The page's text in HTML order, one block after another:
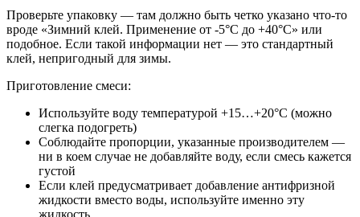
Проверьте упаковку — там должно быть четко указано что-то
вроде «Зимний клей. Применение от -5°C до +40°C» или
подобное. Если такой информации нет — это стандартный
клей, непригодный для зимы.
Приготовление смеси:
Используйте воду температурой +15…+20°C (можно
слегка подогреть)
Соблюдайте пропорции, указанные производителем —
ни в коем случае не добавляйте воду, если смесь кажется
густой
Если клей предусматривает добавление антифризной
жидкости вместо воды, используйте именно эту
жидкость